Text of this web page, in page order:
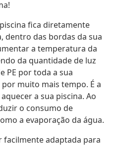
fica diretamente
dentro das bordas da sua
a temperatura da
da quantidade de luz
PE por toda a sua
muito mais tempo. É a
a sua piscina. Ao
o consumo de
a evaporação da água.
facilmente adaptada para